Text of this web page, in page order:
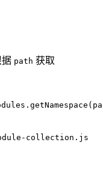
据 path 获取
. getNamespace
collection.js